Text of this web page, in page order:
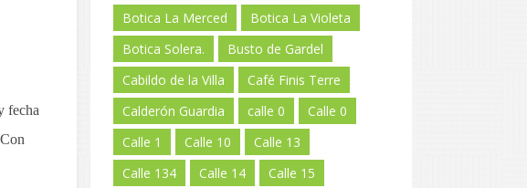
fecha
Botica La Merced
Botica La Violeta
Botica Solera.
Busto de Gardel
Cabildo de la Villa
Café Finis Terre
Calderón Guardia
calle 0
Calle 0
Calle 1
Calle 10
Calle 13
Calle 134
Calle 14
Calle 15